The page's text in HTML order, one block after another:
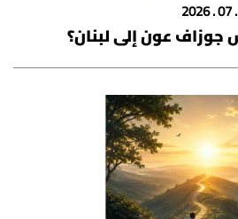
جوزاف عون إلى لبنان؟